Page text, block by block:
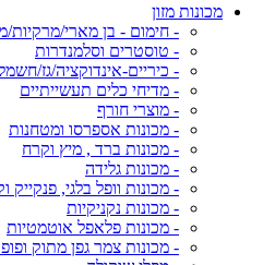
מכונות מזון
- חימום - בן מארי/מרקיות/
- טוסטרים וסלמנדרות
- כיריים-אינדוקציה/גז/
- מדיחי כלים תעשייתיים
- מוצרי חורף
- מכונות אספרסו ומטחנות
- מכונות ברד , מיץ וקרח
- מכונות גלידה
- מכונות וופל בלגי, פנקייק
- מכונות נקניקיות
- מכונות פלאפל אוטמטיות
- מכונות צמר גפן מתוק